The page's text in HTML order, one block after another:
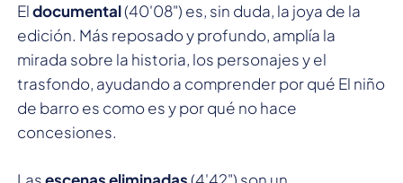
Eldocumental(40'08") es, sin duda, la joya de la
edición. Más reposado y profundo, amplía la
mirada sobre la historia, los personajes y el
trasfondo, ayudando a comprender por qué El niño
de barro es como es y por qué no hace
concesiones.